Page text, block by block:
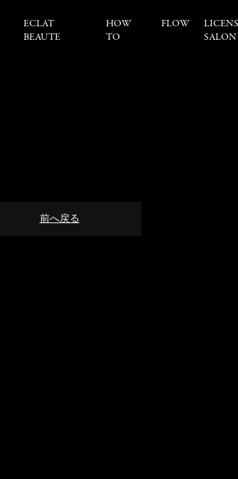
ECLAT
BEAUTE
HOW
TO
FLOW
SALON
前へ戻る